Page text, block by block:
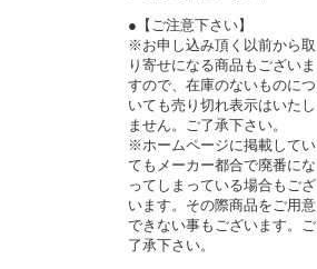
●【ご注意下さい】
※お申し込み頂く以前から取
り寄せになる商品もございま
すので、在庫のないものにつ
いても売り切れ表示はいたし
ません。ご了承下さい。
※ホームページに掲載してい
てもメーカー都合で廃番にな
ってしまっている場合もござ
います。その際商品をご用意
できない事もございます。ご
了承下さい。